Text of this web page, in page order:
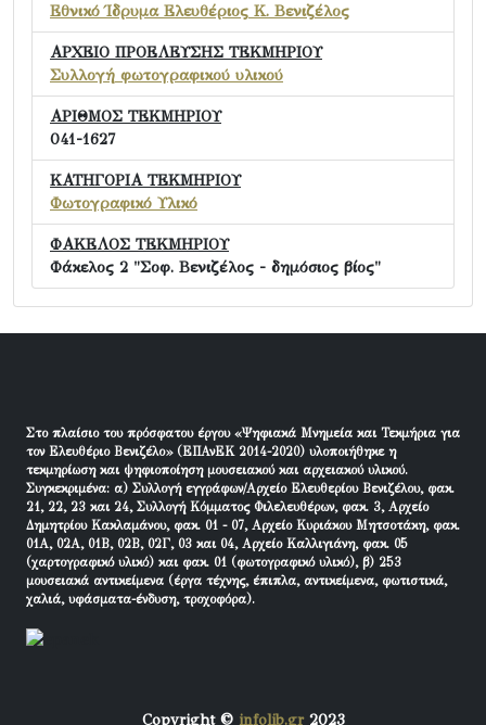
Εθνικό Ίδρυμα Ελευθέριος Κ. Βενιζέλος
ΑΡΧΕΙΟ ΠΡΟΕΛΕΥΣΗΣ ΤΕΚΜΗΡΙΟΥ
Συλλογή φωτογραφικού υλικού
ΑΡΙΘΜΟΣ ΤΕΚΜΗΡΙΟΥ
041-1627
ΚΑΤΗΓΟΡΙΑ ΤΕΚΜΗΡΙΟΥ
Φωτογραφικό Υλικό
ΦΑΚΕΛΟΣ ΤΕΚΜΗΡΙΟΥ
Φάκελος 2 "Σοφ. Βενιζέλος - δημόσιος βίος"
Στο πλαίσιο του πρόσφατου έργου «Ψηφιακά Μνημεία και Τεκμήρια για
τον Ελευθέριο Βενιζέλο» (ΕΠΑνΕΚ 2014-2020) υλοποιήθηκε η
τεκμηρίωση και ψηφιοποίηση μουσειακού και αρχειακού υλικού.
Συγκεκριμένα: α) Συλλογή εγγράφων/Αρχείο Ελευθερίου Βενιζέλου, φακ.
21, 22, 23 και 24, Συλλογή Κόμματος Φιλελευθέρων, φακ. 3, Αρχείο
Δημητρίου Κακλαμάνου, φακ. 01 - 07, Αρχείο Κυριάκου Μητσοτάκη, φακ.
01Α, 02Α, 01Β, 02Β, 02Γ, 03 και 04, Αρχείο Καλλιγιάνη, φακ. 05
(χαρτογραφικό υλικό) και φακ. 01 (φωτογραφικό υλικό), β) 253
μουσειακά αντικείμενα (έργα τέχνης, έπιπλα, αντικείμενα, φωτιστικά,
χαλιά, υφάσματα-ένδυση, τροχοφόρα).
Copyright © infolib.gr2023